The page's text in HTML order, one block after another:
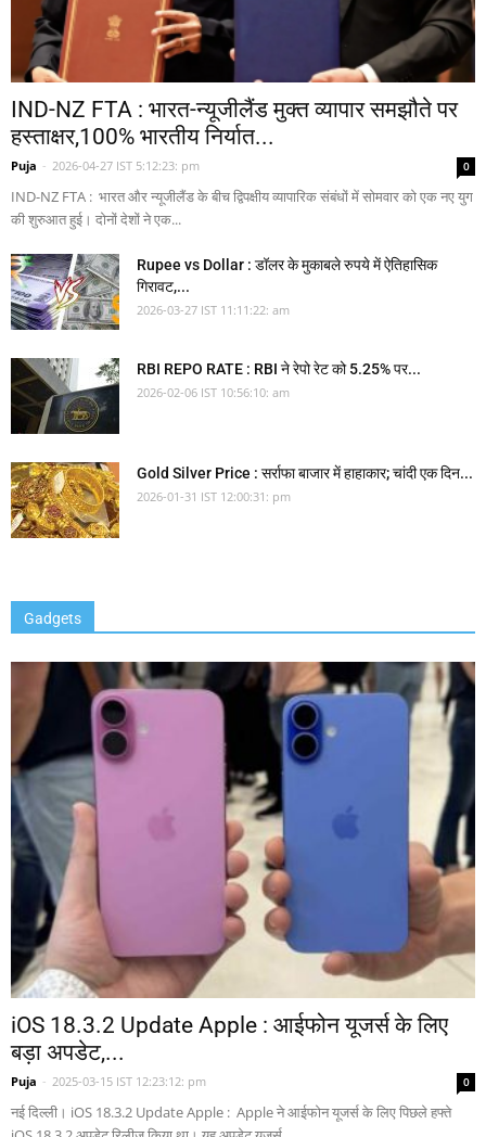
IND-NZ FTA : भारत-न्यूजीलैंड मुक्त व्यापार समझौते पर
हस्ताक्षर,100% भारतीय निर्यात...
Puja - 2026-04-27 IST 5:12:23: pm 0
IND-NZ FTA : भारत और न्यूजीलैंड के बीच द्विपक्षीय व्यापारिक संबंधों में सोमवार को एक नए युग
की शुरुआत हुई। दोनों देशों ने एक...
Rupee vs Dollar : डॉलर के मुकाबले रुपये में ऐतिहासिक
गिरावट,...
2026-03-27 IST 11:11:22: am
RBI REPO RATE : RBI ने रेपो रेट को 5.25% पर...
2026-02-06 IST 10:56:10: am
Gold Silver Price : सर्राफा बाजार में हाहाकार; चांदी एक दिन...
2026-01-31 IST 12:00:31: pm
Gadgets
iOS 18.3.2 Update Apple : आईफोन यूजर्स के लिए
बड़ा अपडेट,...
Puja - 2025-03-15 IST 12:23:12: pm 0
नई दिल्ली। iOS 18.3.2 Update Apple : Apple ने आईफोन यूजर्स के लिए पिछले हफ्ते